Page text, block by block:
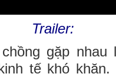
Trailer:
gặp nhau
tế khó